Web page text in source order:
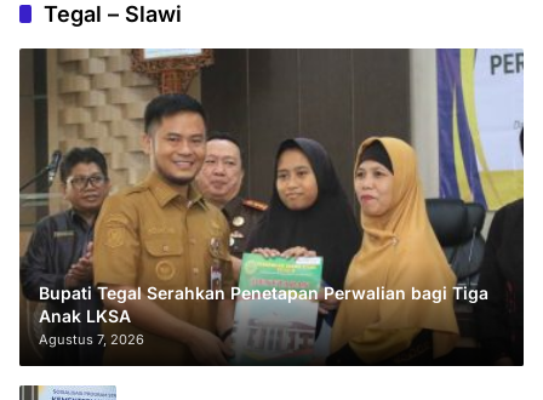
Tegal – Slawi
Bupati Tegal Serahkan Penetapan Perwalian bagi Tiga
Anak LKSA
Agustus 7, 2026